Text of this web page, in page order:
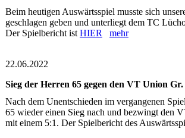
Beim heutigen Auswärtsspiel musste sich
geschlagen geben und unterliegt dem TC
Der Spielbericht ist HIER mehr
22.06.2022
Sieg der Herren 65 gegen den VT Union Gr.
Nach dem Unentschieden im vergangenen
65 wieder einen Sieg nach und bezwingt den
mit einem 5:1. Der Spielbericht des